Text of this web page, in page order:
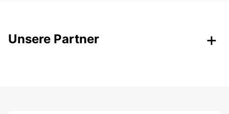
Unsere Partner